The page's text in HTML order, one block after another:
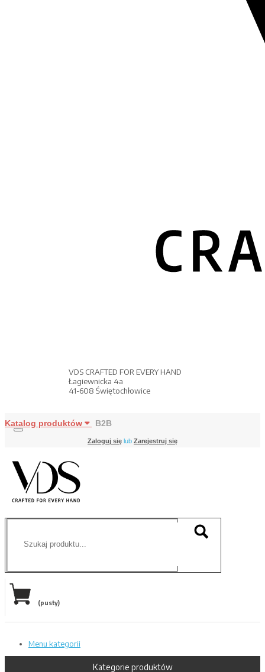
VDS CRAFTED FOR EVERY HAND
Łagiewnicka 4a
41-608 Świętochłowice
Katalog produktów B2B
Zaloguj się lub Zarejestruj się
(pusty)
Menu kategorii
Kategorie produktów